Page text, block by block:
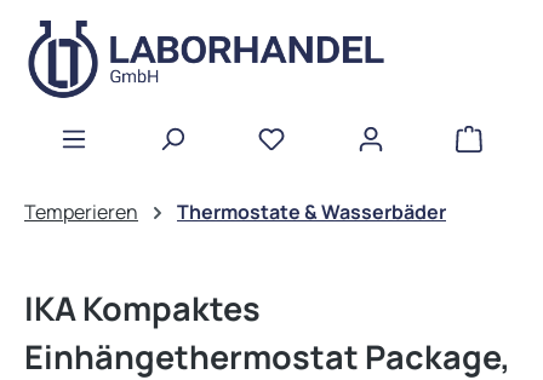
Zum Hauptinhalt springen
Temperieren Thermostate & Wasserbäder
IKA Kompaktes
Einhängethermostat Package,